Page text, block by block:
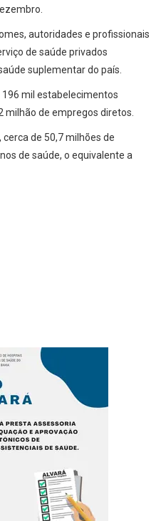
autoridades e profissionais
de saúde privados
suplementar do país.
196 mil estabelecimentos
milhão de empregos diretos.
de 50,7 milhões de
de saúde, o equivalente a